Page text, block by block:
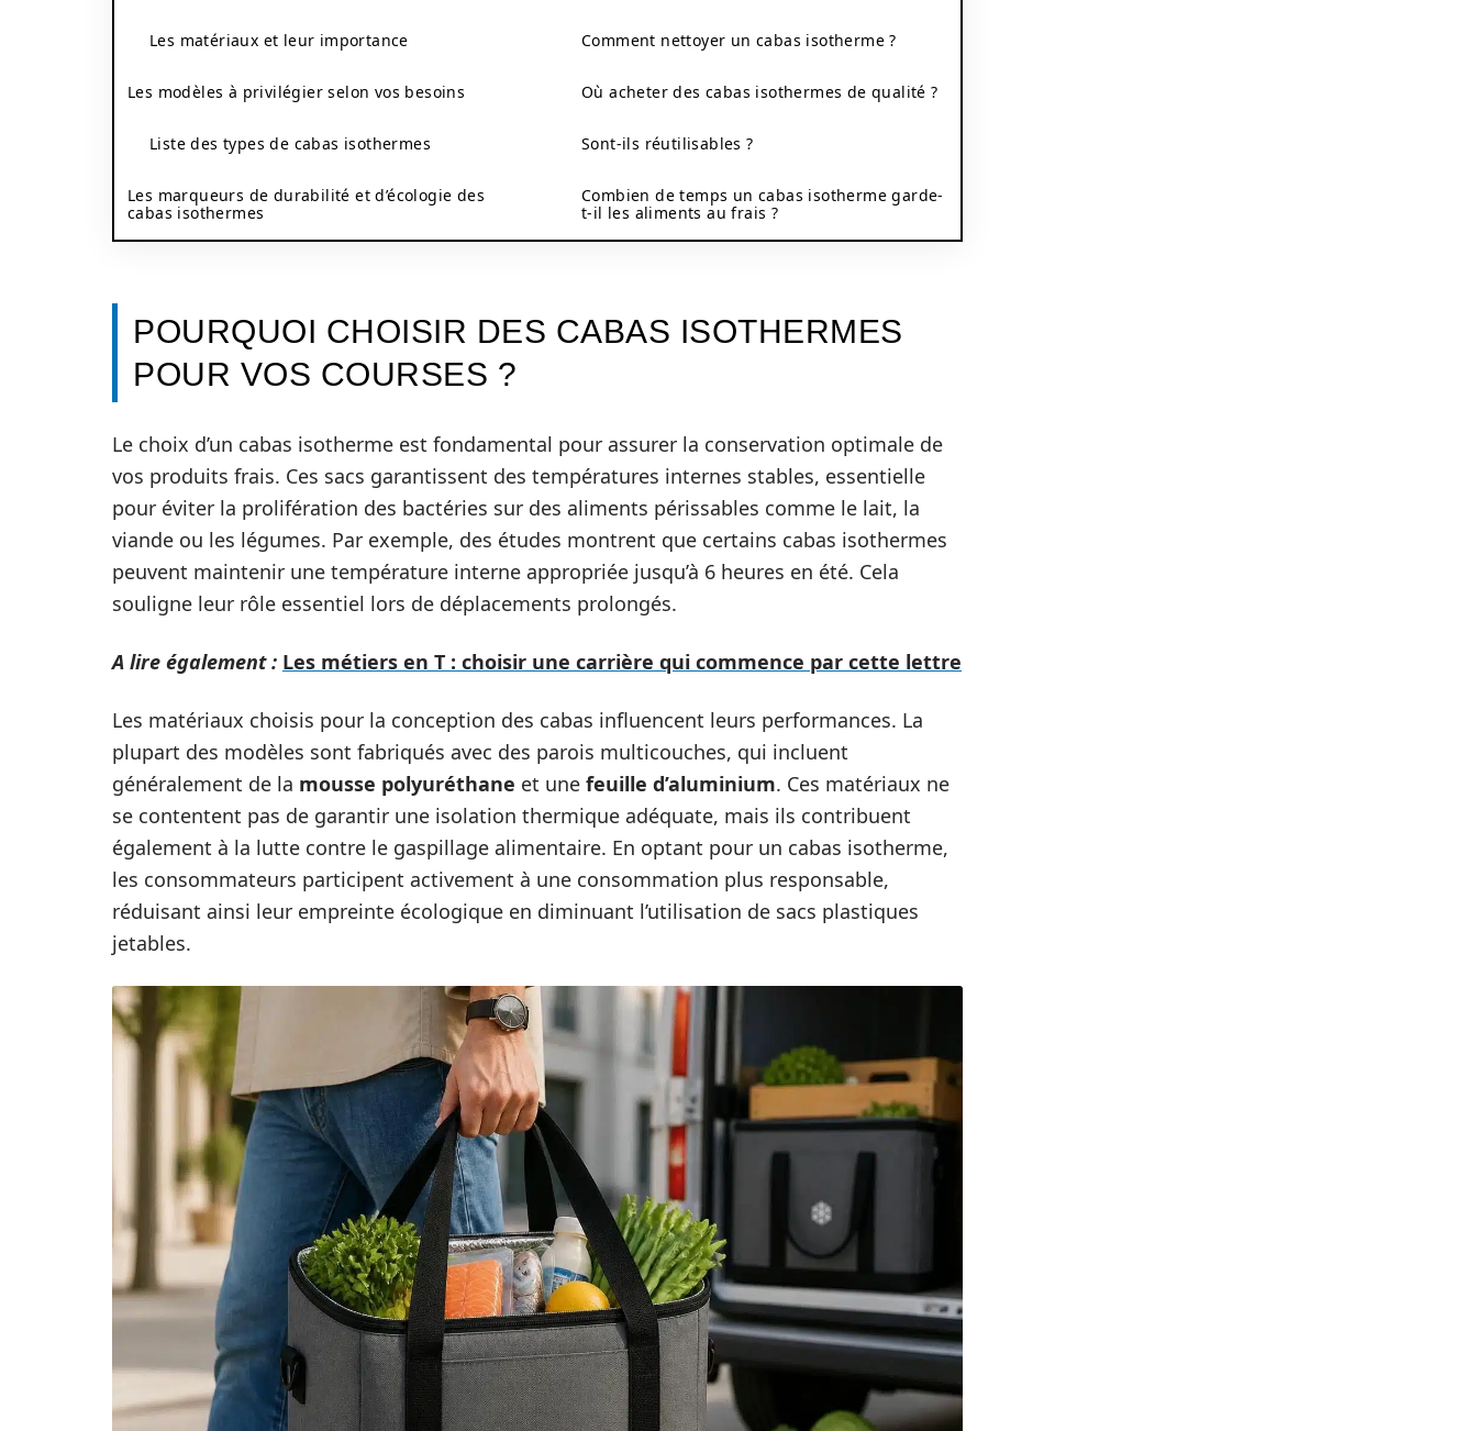
Les matériaux et leur importance
Les modèles à privilégier selon vos besoins
Liste des types de cabas isothermes
Les marqueurs de durabilité et d’écologie des
cabas isothermes
Comment nettoyer un cabas isotherme ?
Où acheter des cabas isothermes de qualité ?
Sont-ils réutilisables ?
Combien de temps un cabas isotherme garde-
t-il les aliments au frais ?
POURQUOI CHOISIR DES CABAS ISOTHERMES
POUR VOS COURSES ?
Le choix d’un cabas isotherme est fondamental pour assurer la conservation optimale de
vos produits frais. Ces sacs garantissent des températures internes stables, essentielle
pour éviter la prolifération des bactéries sur des aliments périssables comme le lait, la
viande ou les légumes. Par exemple, des études montrent que certains cabas isothermes
peuvent maintenir une température interne appropriée jusqu’à 6 heures en été. Cela
souligne leur rôle essentiel lors de déplacements prolongés.
A lire également : Les métiers en T : choisir une carrière qui commence par cette lettre
Les matériaux choisis pour la conception des cabas influencent leurs performances. La
plupart des modèles sont fabriqués avec des parois multicouches, qui incluent
généralement de la mousse polyuréthane et une feuille d’aluminium. Ces matériaux ne
se contentent pas de garantir une isolation thermique adéquate, mais ils contribuent
également à la lutte contre le gaspillage alimentaire. En optant pour un cabas isotherme,
les consommateurs participent activement à une consommation plus responsable,
réduisant ainsi leur empreinte écologique en diminuant l’utilisation de sacs plastiques
jetables.